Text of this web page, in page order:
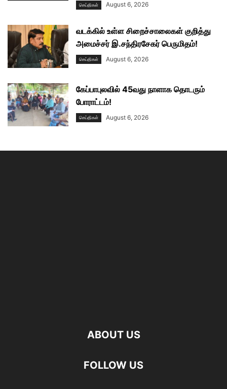
செய்திகள் August 6, 2026
வடக்கில் உள்ள சிறைச்சாலைகள் குறித்து
அமைச்சர் இ.சந்திரசேகர் பெருமிதம்!
செய்திகள் August 6, 2026
கேப்பாபுலவில் 45வது நாளாக தொடரும்
போராட்டம்!
செய்திகள் August 6, 2026
ABOUT US
FOLLOW US